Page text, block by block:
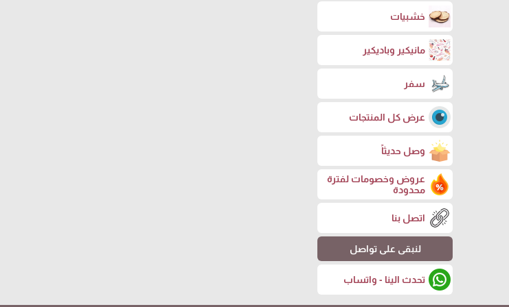
خشبيات
مانيكير وباديكير
سفر
عرض كل المنتجات
وصل حديثاً
عروض وخصومات لفترة
محدودة
اتصل بنا
لنبقى على تواصل
تحدث الينا - واتساب